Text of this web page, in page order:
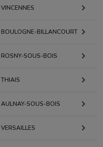
VINCENNES
BOULOGNE-BILLANCOURT
ROSNY-SOUS-BOIS
THIAIS
AULNAY-SOUS-BOIS
VERSAILLES